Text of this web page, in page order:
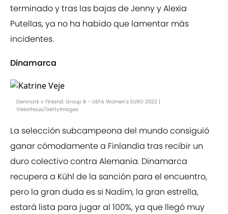
terminado y tras las bajas de Jenny y Alexia
Putellas, ya no ha habido que lamentar más
incidentes.
Dinamarca
Denmark v Finland: Group B - UEFA Women's EURO 2022 |
Visionhaus/GettyImages
La selección subcampeona del mundo consiguió
ganar cómodamente a Finlandia tras recibir un
duro colectivo contra Alemania. Dinamarca
recupera a Kühl de la sanción para el encuentro,
pero la gran duda es si Nadim, la gran estrella,
estará lista para jugar al 100%, ya que llegó muy